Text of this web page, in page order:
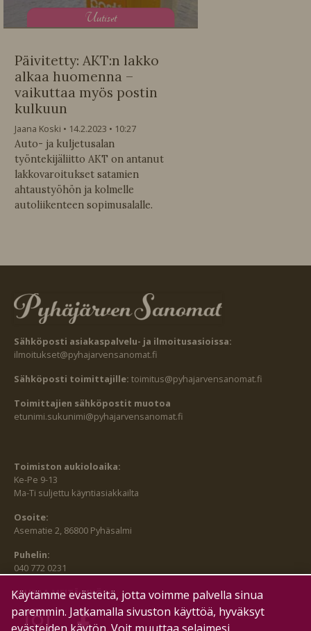
Uutiset
Päivitetty: AKT:n lakko
alkaa huomenna –
vaikuttaa myös postin
kulkuun
Jaana Koski 14.2.2023
10:27
Auto- ja kuljetusalan
työntekijäliitto AKT on antanut
lakkovaroitukset satamien
ahtaustyöhön ja kolmelle
autoliikenteen sopimusalalle.
Sähköposti asiakaspalvelu- ja ilmoitusasioissa:
ilmoitukset@pyhajarvensanomat.fi
Sähköposti toimittajille: toimitus@pyhajarvensanomat.fi
Toimittajien sähköpostit muotoa
etunimi.sukunimi@pyhajarvensanomat.fi
Toimiston aukioloaika:
Ke-Pe 9-13
Ma-Ti suljettu käyntiasiakkailta
Osoite:
Asematie 2, 86800 Pyhäsalmi
Puhelin:
040 772 0231
SEURAA MEITÄ MYÖS:
Käytämme evästeitä, jotta voimme palvella sinua
paremmin. Jatkamalla sivuston käyttöä, hyväksyt